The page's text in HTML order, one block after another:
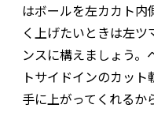
はボールを左カカト内
く上げたいときは左
ンスに構えましょう。
トサイドインのカッ
手に上がってくれるか